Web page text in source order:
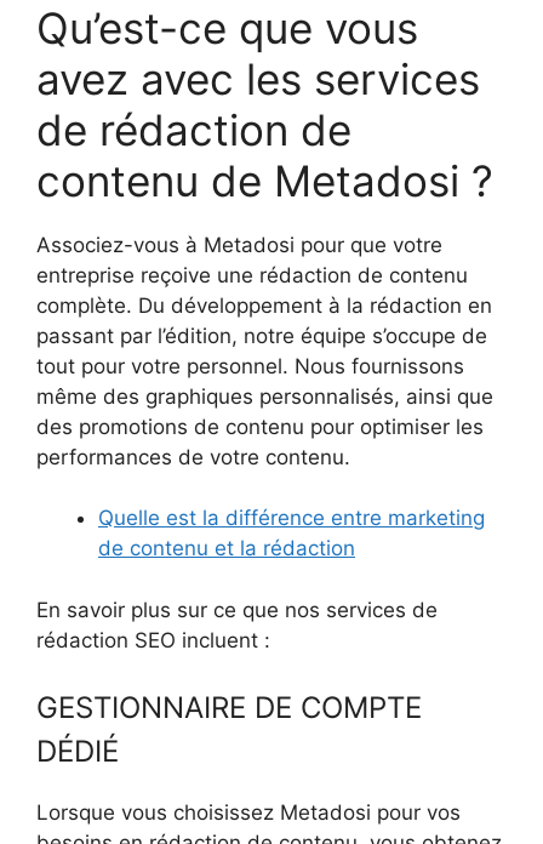
Qu’est-ce que vous
avez avec les services
de rédaction de
contenu de Metadosi ?
Associez-vous à Metadosi pour que votre
entreprise reçoive une rédaction de contenu
complète. Du développement à la rédaction en
passant par l’édition, notre équipe s’occupe de
tout pour votre personnel. Nous fournissons
même des graphiques personnalisés, ainsi que
des promotions de contenu pour optimiser les
performances de votre contenu.
Quelle est la différence entre marketing
de contenu et la rédaction
En savoir plus sur ce que nos services de
rédaction SEO incluent :
GESTIONNAIRE DE COMPTE
DÉDIÉ
Lorsque vous choisissez Metadosi pour vos